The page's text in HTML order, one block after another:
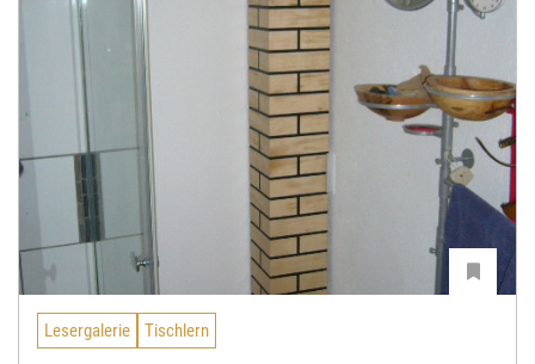
Lesergalerie Tischlern